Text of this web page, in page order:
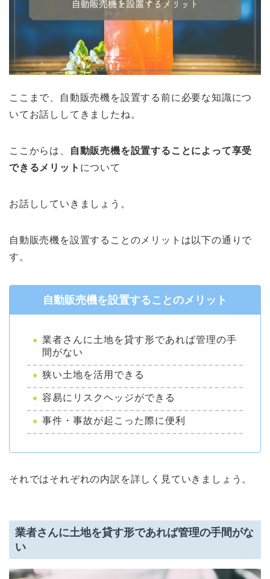
ここまで、自動販売機を設置する前に必要な知識につ
いてお話ししてきましたね。
ここからは、
自動販売機を設置することによって享受
できるメリット について
お話ししていきましょう。
自動販売機を設置することのメリットは以下の通りで
す。
自動販売機を設置することのメリット
業者さんに土地を貸す形であれば管理の手
間がない
狭い土地を活用できる
容易にリスクヘッジができる
事件・事故が起こった際に便利
それではそれぞれの内訳を詳しく見ていきましょう。
業者さんに土地を貸す形であれば管理の手間がな
い